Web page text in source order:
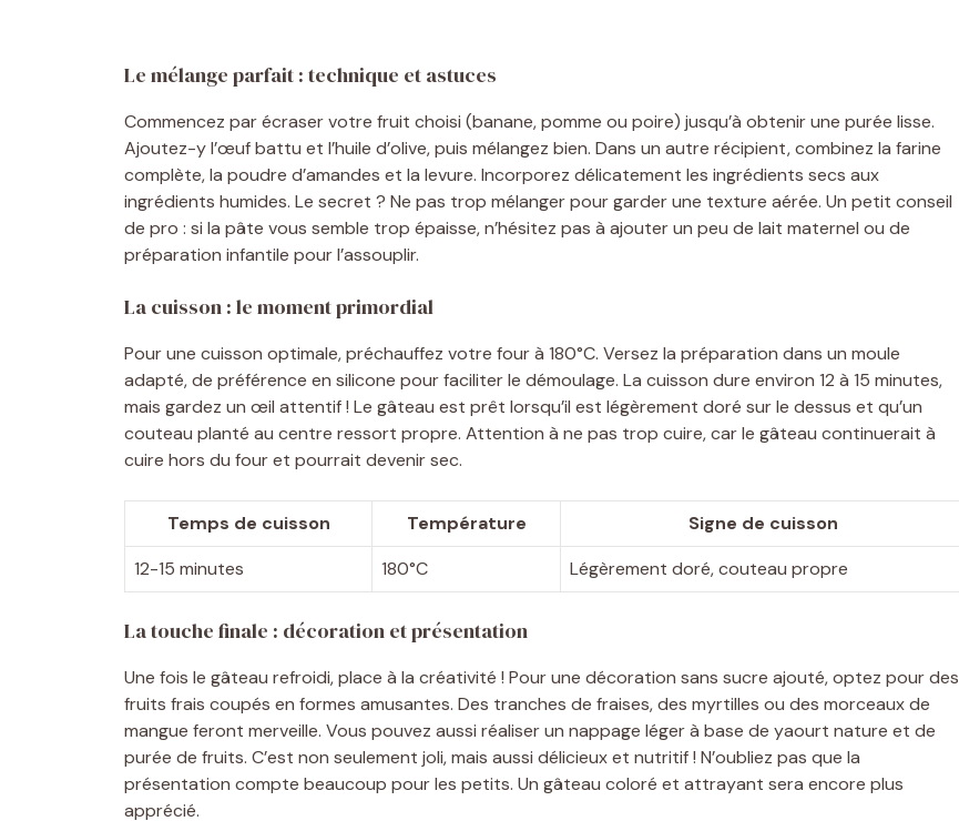
Le mélange parfait : technique et astuces
Commencez par écraser votre fruit choisi (banane, pomme ou poire) jusqu’à obtenir une purée lisse.
Ajoutez-y l’œuf battu et l’huile d’olive, puis mélangez bien. Dans un autre récipient, combinez la farine
complète, la poudre d’amandes et la levure. Incorporez délicatement les ingrédients secs aux
ingrédients humides. Le secret ? Ne pas trop mélanger pour garder une texture aérée. Un petit conseil
de pro : si la pâte vous semble trop épaisse, n’hésitez pas à ajouter un peu de lait maternel ou de
préparation infantile pour l’assouplir.
La cuisson : le moment primordial
Pour une cuisson optimale, préchauffez votre four à 180°C. Versez la préparation dans un moule
adapté, de préférence en silicone pour faciliter le démoulage. La cuisson dure environ 12 à 15 minutes,
mais gardez un œil attentif ! Le gâteau est prêt lorsqu’il est légèrement doré sur le dessus et qu’un
couteau planté au centre ressort propre. Attention à ne pas trop cuire, car le gâteau continuerait à
cuire hors du four et pourrait devenir sec.
Temps de cuisson Température
Signe de cuisson
12-15 minutes
180°C Légèrement doré, couteau propre
La touche finale : décoration et présentation
Une fois le gâteau refroidi, place à la créativité ! Pour une décoration sans sucre ajouté, optez pour des
fruits frais coupés en formes amusantes. Des tranches de fraises, des myrtilles ou des morceaux de
mangue feront merveille. Vous pouvez aussi réaliser un nappage léger à base de yaourt nature et de
purée de fruits. C’est non seulement joli, mais aussi délicieux et nutritif ! N’oubliez pas que la
présentation compte beaucoup pour les petits. Un gâteau coloré et attrayant sera encore plus
apprécié.